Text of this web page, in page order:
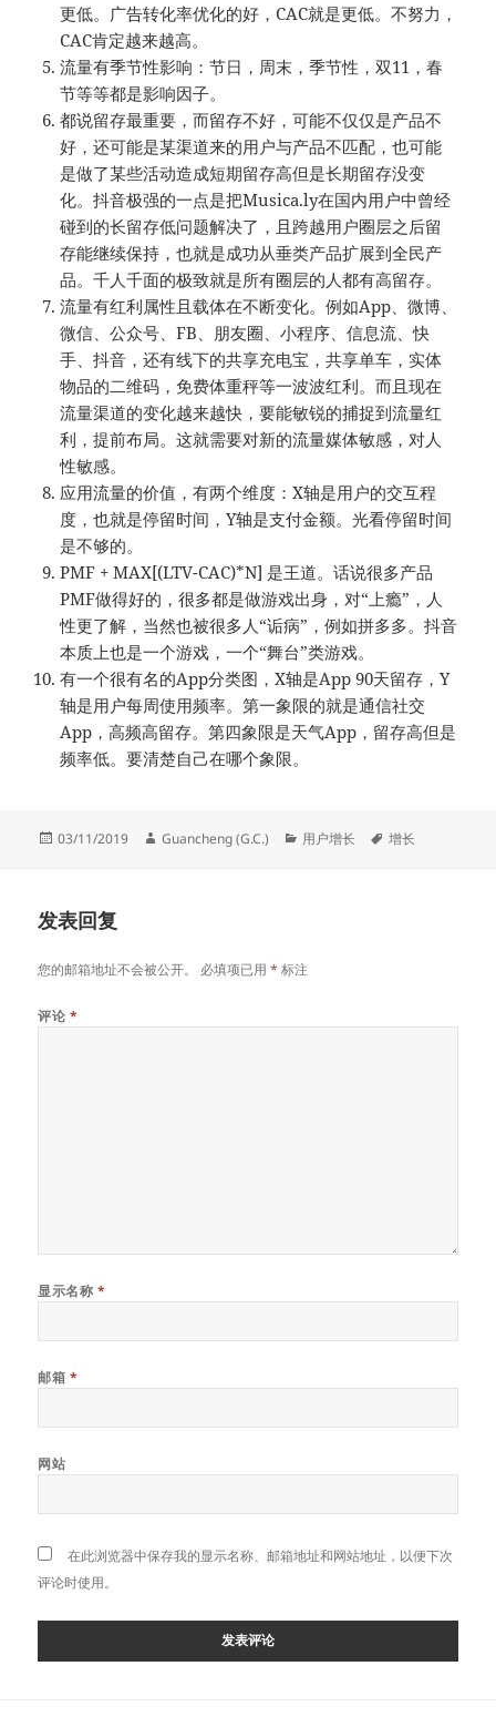
更低。广告转化率优化的好，CAC就是更低。不努力，
CAC肯定越来越高。
流量有季节性影响：节日，周末，季节性，双11，春
节等等都是影响因子。
都说留存最重要，而留存不好，可能不仅仅是产品不
好，还可能是某渠道来的用户与产品不匹配，也可能
是做了某些活动造成短期留存高但是长期留存没变
化。抖音极强的一点是把Musica.ly在国内用户中曾经
碰到的长留存低问题解决了，且跨越用户圈层之后留
存能继续保持，也就是成功从垂类产品扩展到全民产
品。千人千面的极致就是所有圈层的人都有高留存。
流量有红利属性且载体在不断变化。例如App、微博、
微信、公众号、FB、朋友圈、小程序、信息流、快
手、抖音，还有线下的共享充电宝，共享单车，实体
物品的二维码，免费体重秤等一波波红利。而且现在
流量渠道的变化越来越快，要能敏锐的捕捉到流量红
利，提前布局。这就需要对新的流量媒体敏感，对人
性敏感。
应用流量的价值，有两个维度：X轴是用户的交互程
度，也就是停留时间，Y轴是支付金额。光看停留时间
是不够的。
PMF + MAX[(LTV-CAC)*N] 是王道。话说很多产品
PMF做得好的，很多都是做游戏出身，对“上瘾”，人
性更了解，当然也被很多人“诟病”，例如拼多多。抖音
本质上也是一个游戏，一个“舞台”类游戏。
有一个很有名的App分类图，X轴是App 90天留存，Y
轴是用户每周使用频率。第一象限的就是通信社交
App，高频高留存。第四象限是天气App，留存高但是
频率低。要清楚自己在哪个象限。
发
03/11/2019
作
Guancheng (G.C.)
分
用户增长
标
增长
发表回复
您的邮箱地址不会被公开。 必填项已用* 标注
评论 *
显示名称 *
邮箱 *
网站
在此浏览器中保存我的显示名称、邮箱地址和网站地址，以便下次
评论时使用。